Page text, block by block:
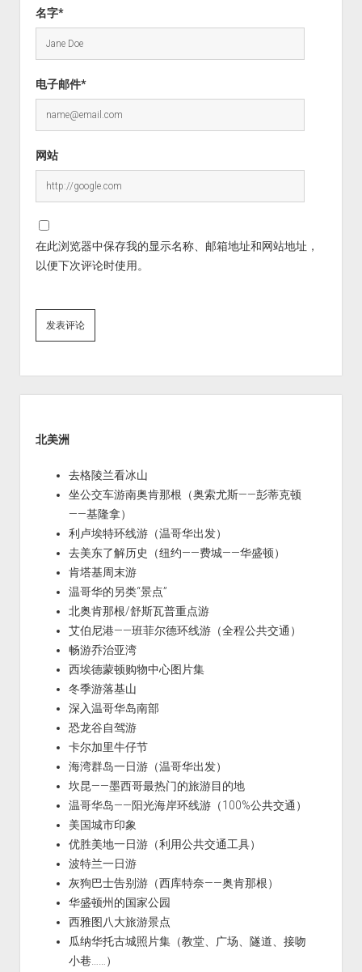
名字*
电子邮件*
网站
在此浏览器中保存我的显示名称、邮箱地址和网站地址，
以便下次评论时使用。
北美洲
去格陵兰看冰山
坐公交车游南奥肯那根（奥索尤斯——彭蒂克顿
——基隆拿）
利卢埃特环线游（温哥华出发）
去美东了解历史（纽约——费城——华盛顿）
肯塔基周末游
温哥华的另类“景点”
北奥肯那根/舒斯瓦普重点游
艾伯尼港——班菲尔德环线游（全程公共交通）
畅游乔治亚湾
西埃德蒙顿购物中心图片集
冬季游落基山
深入温哥华岛南部
恐龙谷自驾游
卡尔加里牛仔节
海湾群岛一日游（温哥华出发）
坎昆——墨西哥最热门的旅游目的地
温哥华岛——阳光海岸环线游（100%公共交通）
美国城市印象
优胜美地一日游（利用公共交通工具）
波特兰一日游
灰狗巴士告别游（西库特奈——奥肯那根）
华盛顿州的国家公园
西雅图八大旅游景点
瓜纳华托古城照片集（教堂、广场、隧道、接吻
小巷……）